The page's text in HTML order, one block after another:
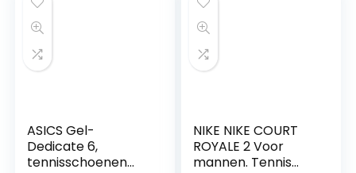
ASICS Gel-
Dedicate 6,
tennisschoenen
NIKE NIKE COURT
ROYALE 2 Voor
mannen. Tennis